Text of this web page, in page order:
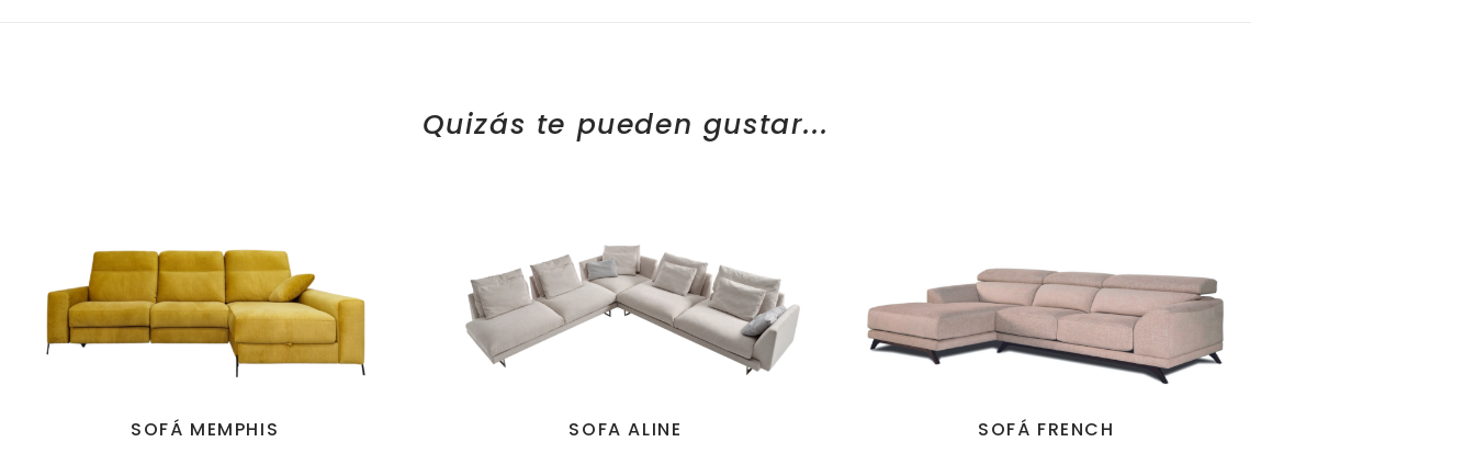
Quizás te pueden gustar...
SOFÁ MEMPHIS SOFA ALINE SOFÁ FRENCH